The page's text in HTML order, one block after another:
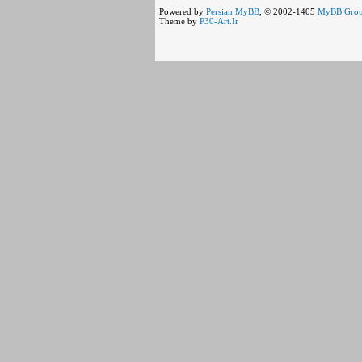
Powered by Persian MyBB , © 2002-1405 MyBB
Theme by P30-Art.Ir